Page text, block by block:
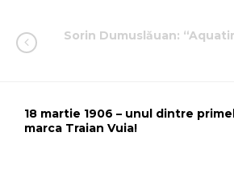
Sorin Dumuslăuan:
18 martie 1906 – unul dintre
marca Traian Vuia!